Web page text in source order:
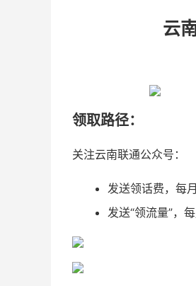
云
领取路径：
关注云南联通公众号：
发送领话费，每
发送“领流量”，